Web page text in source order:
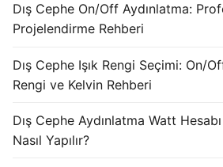
SSS
English
Dış Cephe On/Off Aydınlatma:
Projelendirme Rehberi
Dış Cephe Işık Rengi Seçimi: On/
Rengi ve Kelvin Rehberi
Dış Cephe Aydınlatma Watt
Nasıl Yapılır?